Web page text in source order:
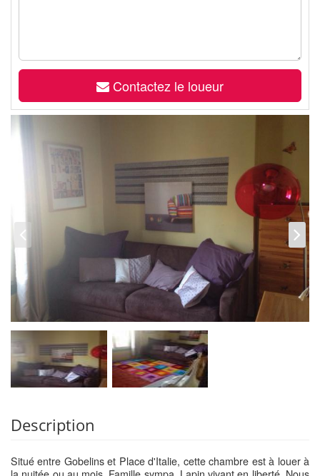
Contactez le loueur
Description
Situé entre Gobelins et Place d'Italie, cette chambre est à louer à